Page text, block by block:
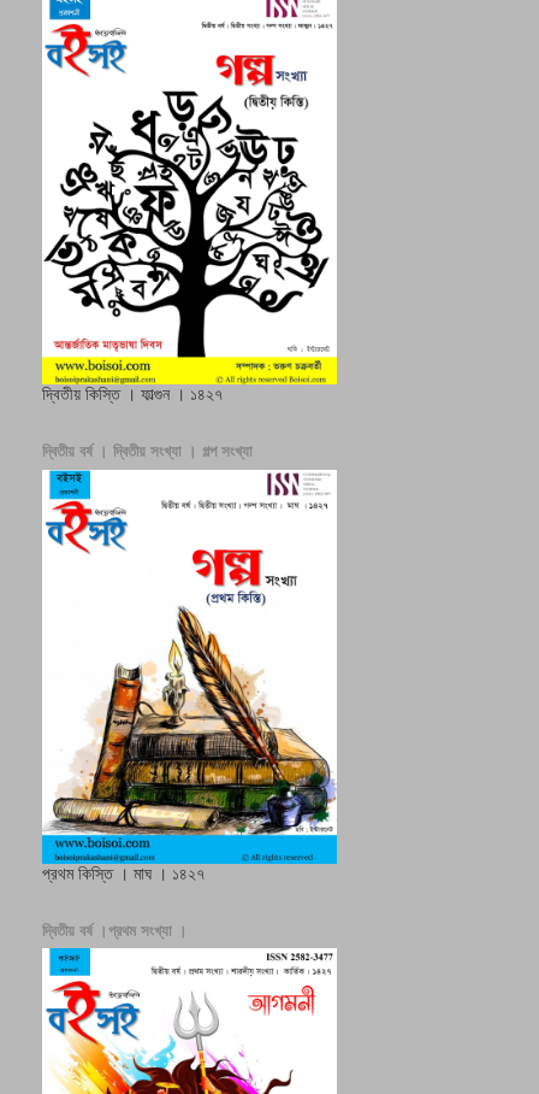
দ্বিতীয় কিস্তি । ফাল্গুন । ১৪২৭
দ্বিতীয় বর্ষ । দ্বিতীয় সংখ্যা । গল্প সংখ্যা
প্রথম কিস্তি । মাঘ । ১৪২৭
দ্বিতীয় বর্ষ ।প্রথম সংখ্যা ।